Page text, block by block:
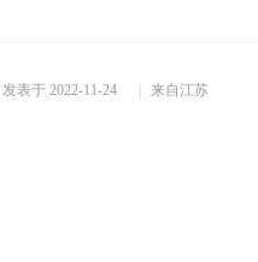
发表于 2022-11-24 来自江苏